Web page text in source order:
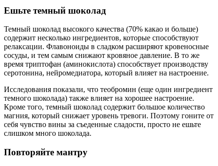
Ешьте темный шоколад
Темный шоколад высокого качества (70% какао и больше)
содержит несколько ингредиентов, которые способствуют
релаксации. Флавоноиды в сладком расширяют кровеносные
сосуды, и тем самым снижают кровяное давление. В то же
время триптофан (аминокислота) способствует производству
серотонина, нейромедиатора, который влияет на настроение.
Исследования показали, что теобромин (еще один ингредиент
темного шоколада) также влияет на хорошее настроение.
Кроме того, темный шоколад содержит большое количество
магния, который снижает уровень тревоги. Поэтому гоните от
себя чувство вины за съеденные сладости, просто не ешьте
слишком много шоколада.
Повторяйте мантру